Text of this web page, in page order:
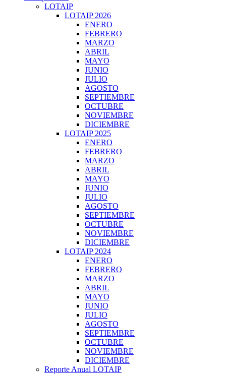
LOTAIP
LOTAIP 2026
ENERO
FEBRERO
MARZO
ABRIL
MAYO
JUNIO
JULIO
AGOSTO
SEPTIEMBRE
OCTUBRE
NOVIEMBRE
DICIEMBRE
LOTAIP 2025
ENERO
FEBRERO
MARZO
ABRIL
MAYO
JUNIO
JULIO
AGOSTO
SEPTIEMBRE
OCTUBRE
NOVIEMBRE
DICIEMBRE
LOTAIP 2024
ENERO
FEBRERO
MARZO
ABRIL
MAYO
JUNIO
JULIO
AGOSTO
SEPTIEMBRE
OCTUBRE
NOVIEMBRE
DICIEMBRE
Reporte Anual LOTAIP